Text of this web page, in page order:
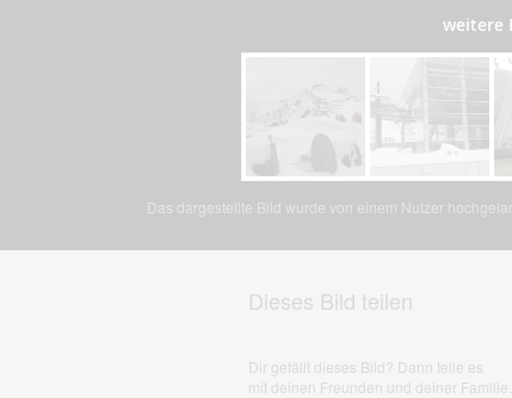
weitere
Das dargestellte Bild wurde von einem Nutzer
Dieses Bild teilen
Dir gefällt dieses Bild? Dann teile es
mit deinen Freunden und deiner Familie.